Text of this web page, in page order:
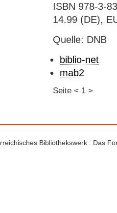
ISBN 978-3-
14.99 (DE),
Quelle: DNB
biblio-net
mab2
Seite < 1 >
Bibliothekswerk : Das